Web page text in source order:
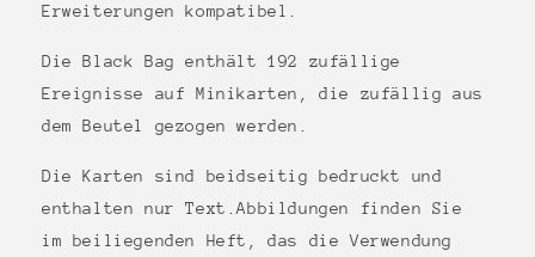
Erweiterungen kompatibel.
Die Black Bag enthält 192 zufällige
Ereignisse auf Minikarten, die zufällig aus
dem Beutel gezogen werden.
Die Karten sind beidseitig bedruckt und
enthalten nur Text.Abbildungen finden Sie
im beiliegenden Heft, das die Verwendung